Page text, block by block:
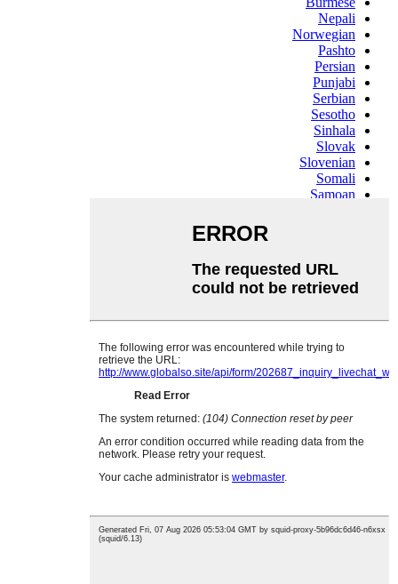
Nepali
Norwegian
Pashto
Persian
Punjabi
Serbian
Sesotho
Sinhala
Slovak
Slovenian
Somali
Samoan
Swahili
Tajik
Telugu
Ukrainian
Urdu
Welsh
Xhosa
Yiddish
Tatar
Oriya